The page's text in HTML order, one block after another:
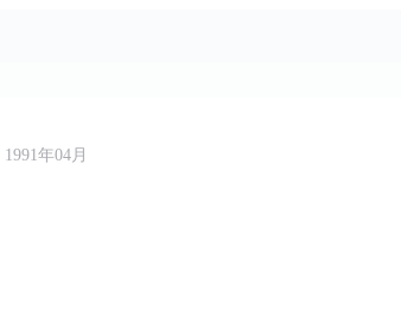
1991年04月